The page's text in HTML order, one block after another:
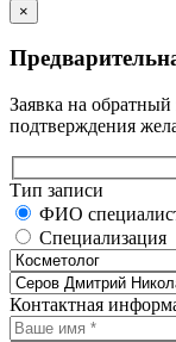
×
Заявка на
подтверждения
Тип записи
ФИО
Специализация
Контактная